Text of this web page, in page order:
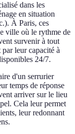
dans les
en situation
À Paris, ces
ville où le rythme de
survenir à tout
par leur capacité à
24/7.
d'un serrurier
temps de réponse
arriver sur le lieu
Cela leur permet
leur redonnant